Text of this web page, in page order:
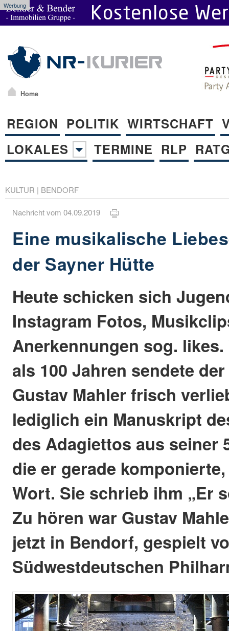
Werbung
Home
REGION POLITIK WIRTSCHAFT
LOKALES
TERMINE RLP
KULTUR | BENDORF
Nachricht vom 04.09.2019
Eine musikalische
der Sayner Hütte
Heute schicken sich
Instagram Fotos,
Anerkennungen sog.
als 100 Jahren sendete
Gustav Mahler frisch
lediglich ein Manuskript
des Adagiettos aus seiner
die er gerade
Wort. Sie schrieb ihm „Er
Zu hören war Gustav
jetzt in Bendorf, gespielt
Südwestdeutschen